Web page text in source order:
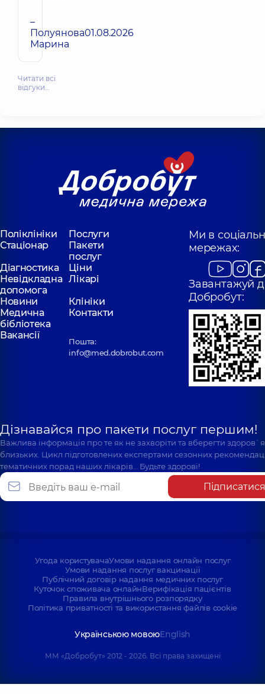
–
Полуянова
Марина
01.08.2026
Читати всі
відгуки…
Поліклініки
Послуги
Стаціонар
Пакети
послуг
Діагностика
Ціни
Невідкладна
допомога
Лікарі
Новини
Клініки
Медична
бібліотека
Контакти
Вакансії
Пошта:
info@med.dobrobut.com
Ми в
мережах:
Завантажуй
Добробут:
Дізнавайся про пакети послуг першим!
Важлива інформація про те як не захворіти та вберегти
близьких. Цикл підготовлених експертами сезонних
тематичних порад наших лікарів… Будьте здорові!
Підписатися
Угода користувачаУмови надання онлайн послуг
Умови надання послуг вакцинації
Публічний договір надання медичних послуг
Куточок споживача онлайнВерифікація пацієнтів
Правила внутрішнього розпорядку
Політика приватності та використання файлів cookie
Українською мовоюEnglish
ММ «Добробут» 2012 - 2026. Всі права захищені